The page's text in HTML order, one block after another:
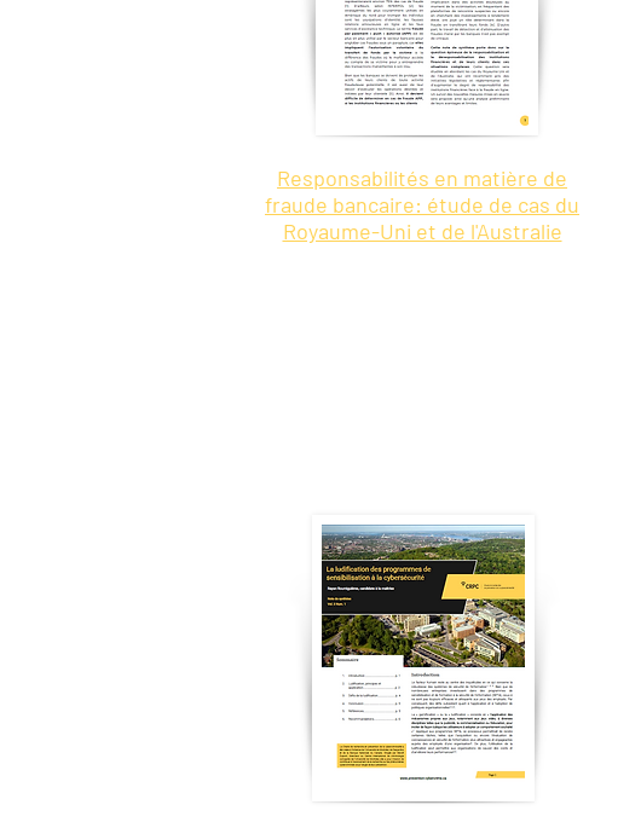
Responsabilités en matière de
fraude bancaire: étude de cas du
Royaume-Uni et de l'Australie